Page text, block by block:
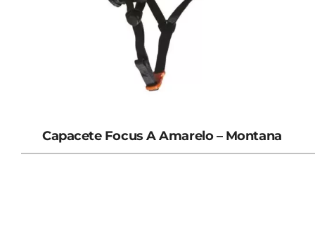
Capacete Focus A Amarelo – Montana